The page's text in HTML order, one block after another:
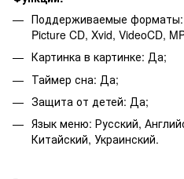
Поддерживаемые форматы:
Picture CD, Xvid, VideoCD,
Картинка в картинке: Да;
Таймер сна: Да;
Защита от детей: Да;
Язык меню: Русский,
Китайский, Украинский.